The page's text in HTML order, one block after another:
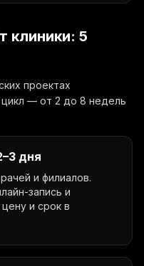
клиники: 5
проектах
цикл — от 2 до 8 недель
дня
и филиалов.
запись и
и срок в